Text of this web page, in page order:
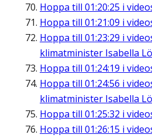
Hoppa till 01:20:25 i
Hoppa till 01:21:09 i
Hoppa till 01:23:29 i
klimatminister Isabella
Hoppa till 01:24:19 i
Hoppa till 01:24:56 i
klimatminister Isabella
Hoppa till 01:25:32 i
Hoppa till 01:26:15 i